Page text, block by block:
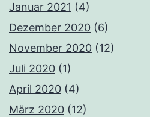
Januar 2021 (4)
Dezember 2020 (6)
November 2020 (12)
Juli 2020 (1)
April 2020 (4)
März 2020 (12)